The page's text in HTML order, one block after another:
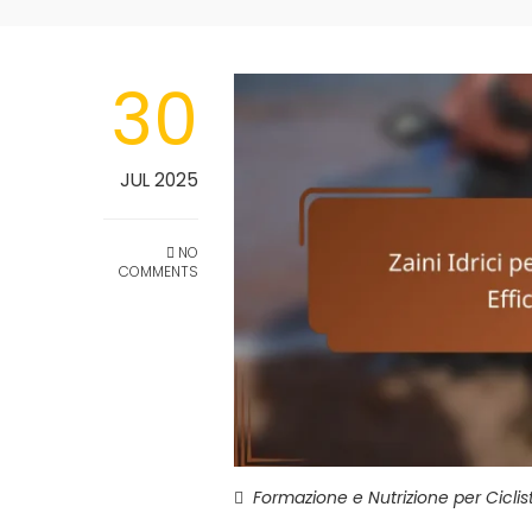
30
JUL 2025
NO
COMMENTS
Formazione e Nutrizione per